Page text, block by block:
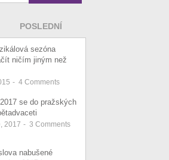
POSLEDNÍ
sezóna
ničím jiným než
- 4Comments
se do pražských
2017 - 3 Comments
nabušené